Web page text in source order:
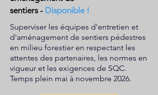
sentiers - Disponible !
Superviser les équipes d'entretien et
d'aménagement de sentiers pédestres
en milieu forestier en respectant les
attentes des partenaires, les normes en
vigueur et les exigences de SQC.
Temps plein mai à novembre 2026.